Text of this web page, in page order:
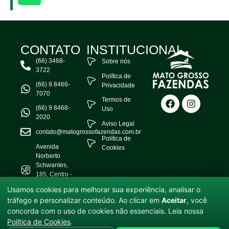
CONTATO
(66) 3468-
3722
(66) 9 8466-
7070
(66) 9 8468-
2020
contato@matogrossofazendas.com.br
Avenida
Norberto
Schwantes,
185, Centro -
MT
INSTITUCIONAL
Sobre nós
Política de
Privacidade
Termos de
Uso
Aviso Legal
Política de
Cookies
Usamos cookies para melhorar sua experiência, analisar o
tráfego e personalizar conteúdo. Ao clicar em Aceitar, você
concorda com o uso de cookies não essenciais. Leia nossa
Política de Cookies.
© 2025 Mato Grosso Fazendas — Todos os direitos reservados.
Informações sujeitas a alterações sem aviso prévio. Valores e